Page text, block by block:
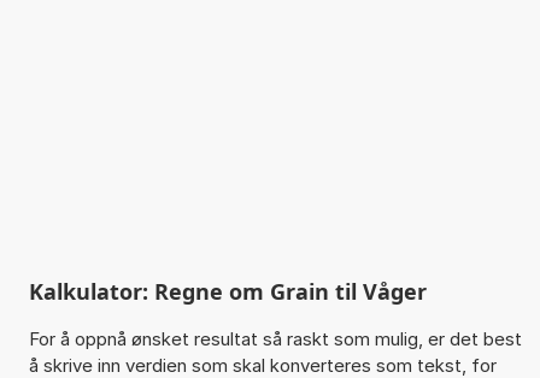
Kalkulator: Regne om Grain til Våger
For å oppnå ønsket resultat så raskt som mulig, er det best
å skrive inn verdien som skal konverteres som tekst, for